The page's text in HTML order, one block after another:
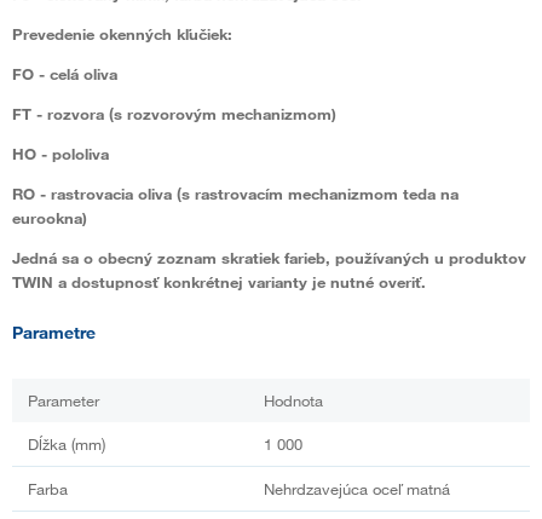
Prevedenie okenných kľučiek:
FO - celá oliva
FT - rozvora (s rozvorovým mechanizmom)
HO - pololiva
RO - rastrovacia oliva (s rastrovacím mechanizmom teda na
eurookna)
Jedná sa o obecný zoznam skratiek farieb, používaných u produktov
TWIN a dostupnosť konkrétnej varianty je nutné overiť.
Parametre
Parameter Hodnota
Dĺžka (mm) 1 000
Farba Nehrdzavejúca oceľ matná